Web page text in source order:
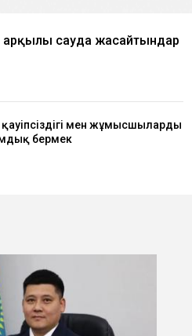
арқылы сауда жасайтындар
қауіпсіздігі мен жұмысшыларды
бермек